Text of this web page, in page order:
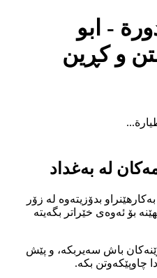
- ابو
و کڕین
لە بەغداد
بدۆزیتەوە لە زۆر
بۆ ئەوەی خێراتر بگەیتە
باش سەیربکە، و پێش
چاوپێکەوتن بکە.